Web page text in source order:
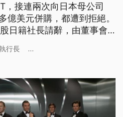
，接連兩次向日本母公司
億美元併購，都遭到拒絕。
日籍社長請辭，由董事會
期望提升企業價值。
行長 ...